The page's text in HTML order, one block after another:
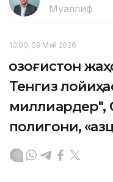
Муаллиф
10:00, 09 Май 2026
Қозоғистон
Тенгиз
миллиардер",
полигони,